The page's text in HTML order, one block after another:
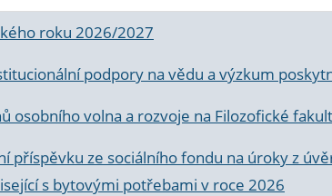
roku 2026/2027
podpory na vědu a výzkum
osobního volna a rozvoje na Filozofické
příspěvku ze sociálního fondu na úroky z
s bytovými potřebami v roce 2026